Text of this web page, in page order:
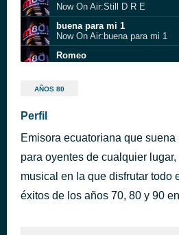
Now On Air:Still D R E
buena para mi 1
Now On Air:buena para mi 1
Romeo
You Gotta Be
Californication [1]
Now On Air:Californication [1]
Stand Back [1]
Now On Air:Stand Back [1]
AÑOS 80
Perfil
Emisora ecuatoriana que
para oyentes de cualquier lugar,
musical en la que disfrutar todo
éxitos de los años 70, 80 y 90